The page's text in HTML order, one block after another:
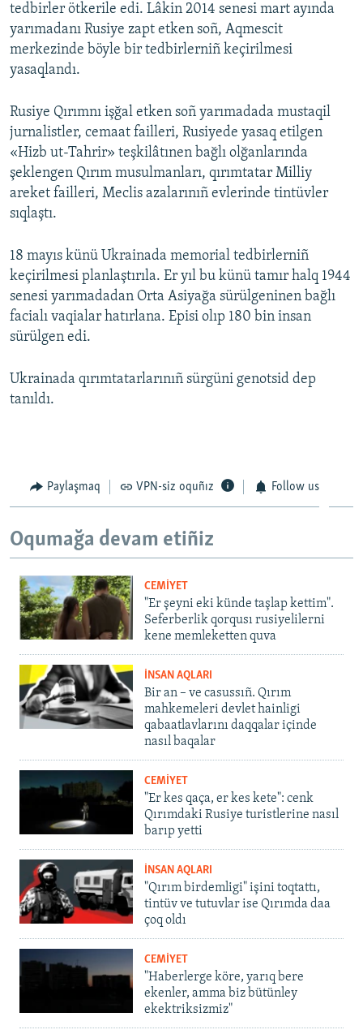
tedbirler ötkerile edi. Lâkin 2014 senesi mart ayında
yarımadanı Rusiye zapt etken soñ, Aqmescit
merkezinde böyle bir tedbirlerniñ keçirilmesi
yasaqlandı.
Rusiye Qırımnı işğal etken soñ yarımadada mustaqil
jurnalistler, cemaat failleri, Rusiyede yasaq etilgen
«Hizb ut-Tahrir» teşkilâtınen bağlı olğanlarında
şeklengen Qırım musulmanları, qırımtatar Milliy
areket failleri, Meclis azalarınıñ evlerinde tintüvler
sıqlaştı.
18 mayıs künü Ukrainada memorial tedbirlerniñ
keçirilmesi planlaştırıla. Er yıl bu künü tamır halq 1944
senesi yarımadadan Orta Asiyağa sürülgeninen bağlı
facialı vaqialar hatırlana. Episi olıp 180 bin insan
sürülgen edi.
Ukrainada qırımtatarlarınıñ sürgüni genotsid dep
tanıldı.
Paylaşmaq VPN-siz oquñız Follow us
Oqumağa devam etiñiz
CEMİYET
"Er şeyni eki künde taşlap kettim".
Seferberlik qorqusı rusiyelilerni
kene memleketten quva
İNSAN AQLARI
Bir an – ve casussıñ. Qırım
mahkemeleri devlet hainligi
qabaatlavlarını daqqalar içinde
nasıl baqalar
CEMİYET
"Er kes qaça, er kes kete": cenk
Qırımdaki Rusiye turistlerine nasıl
barıp yetti
İNSAN AQLARI
"Qırım birdemligi" işini toqtattı,
tintüv ve tutuvlar ise Qırımda daa
çoq oldı
CEMİYET
"Haberlerge köre, yarıq bere
ekenler, amma biz bütünley
ekektriksizmiz"